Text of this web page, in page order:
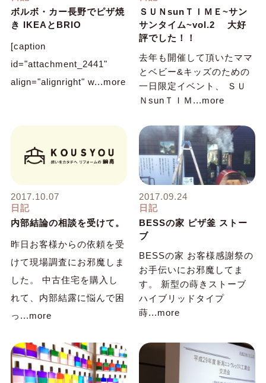
ボルボ・カー長野でピザ焼
き IKEAとBRIO
[caption
id="attachment_2441"
align="alignright" w...more
ＳＵＮsunＴＩＭＥ~サン
サンタイム~vol.2 大好
評でした！！
去年も開催して頂いたママ
とベビー&キッズのための
一日限定イベント、 ＳＵ
ＮsunＴＩＭ...more
2017.10.07
日記
内部結論の相談を受けて。
昨日お客様からの依頼を受
けて現場調査にお邪魔しま
した。 中古住宅を購入し
れて、内部結露に悩んで困
っ...more
2017.09.24
日記
BESSの家 ピザ釜 ストー
ブ
BESSの家 お客様感謝祭の
お手伝いにお邪魔してま
す。 新型の蒔きストーブ
ハイブリッドタイプ
蒔...more